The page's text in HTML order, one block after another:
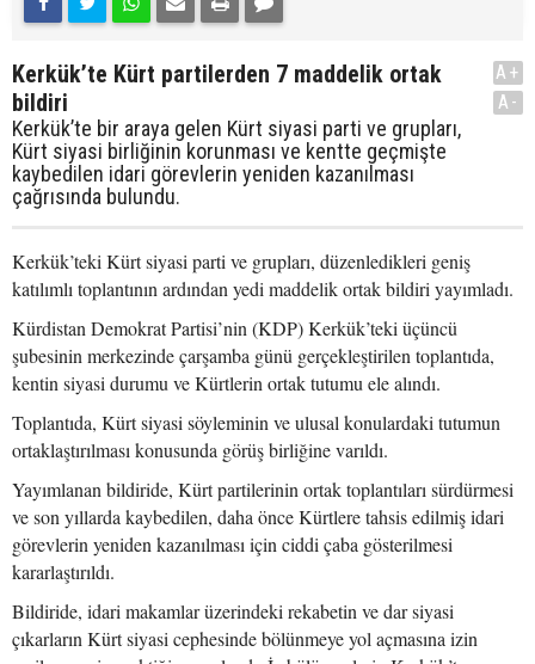
Kerkük’te Kürt partilerden 7 maddelik ortak
bildiri
Kerkük’te bir araya gelen Kürt siyasi parti ve grupları,
Kürt siyasi birliğinin korunması ve kentte geçmişte
kaybedilen idari görevlerin yeniden kazanılması
çağrısında bulundu.
A+
A-
Kerkük’teki Kürt siyasi parti ve grupları, düzenledikleri geniş
katılımlı toplantının ardından yedi maddelik ortak bildiri yayımladı.
Kürdistan Demokrat Partisi’nin (KDP) Kerkük’teki üçüncü
şubesinin merkezinde çarşamba günü gerçekleştirilen toplantıda,
kentin siyasi durumu ve Kürtlerin ortak tutumu ele alındı.
Toplantıda, Kürt siyasi söyleminin ve ulusal konulardaki tutumun
ortaklaştırılması konusunda görüş birliğine varıldı.
Yayımlanan bildiride, Kürt partilerinin ortak toplantıları sürdürmesi
ve son yıllarda kaybedilen, daha önce Kürtlere tahsis edilmiş idari
görevlerin yeniden kazanılması için ciddi çaba gösterilmesi
kararlaştırıldı.
Bildiride, idari makamlar üzerindeki rekabetin ve dar siyasi
çıkarların Kürt siyasi cephesinde bölünmeye yol açmasına izin